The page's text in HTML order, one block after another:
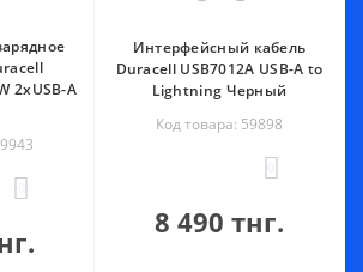
2хUSB-A
Интерфейсный кабель
Duracell USB7012A USB-A to
Lightning Черный
Код товара: 59898
8 490 тнг.